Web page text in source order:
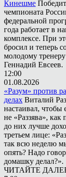
Кинешме
чемпионата
федеральной
года работает в
комплексе. При
бросил и теперь
молодому
Геннадий Евсеев.
12:00
01.08.2026
«Разум» против
делах Виталий
настаивал, чтобы
не «Раззява»,
до них лучше
третьем лице:
так всю неделю
опять? Надо
домашку делал?».
ЧИТАЙТЕ